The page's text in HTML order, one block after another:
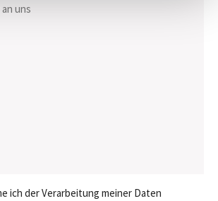
ich der Verarbeitung meiner Daten